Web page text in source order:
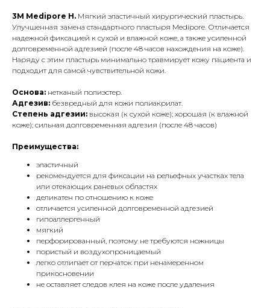
3М Medipore H. Мягкий эластичный хирургический пластырь.
Улучшенная замена стандартного пластыря Medipore. Отличается
надежной фиксацией к сухой и влажной коже, а также усиленной
долговременной адгезией (после 48 часов нахождения на коже).
Наряду с этим пластырь минимально травмирует кожу пациента и
подходит для самой чувствительной кожи.
Основа: нетканый полиэстер.
Адгезив: безвредный для кожи полиакрилат.
Степень адгезии: высокая (к сухой коже); хорошая (к влажной
коже); сильная долговременная адгезия (после 48 часов)
Преимущества:
эластичный
рекомендуется для фиксации на рельефных участках тела
или отекающих раневых областях
деликатен по отношению к коже
отличается усиленной долговременной адгезией
гипоаллергенный
мягкий
перфорированный, поэтому не требуются ножницы
пористый и воздухопроницаемый
легко отлипает от перчаток при ненамеренном
прикосновении
не оставляет следов клея на коже после удаления